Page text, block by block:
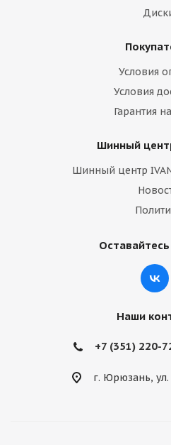
Условия
Условия
Гарантия
Шинный
Шинный центр
Наши
+7 (351) 220-
г. Юрюзань,